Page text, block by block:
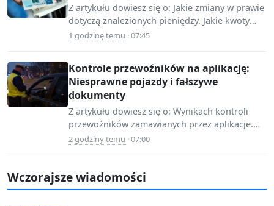
Z artykułu dowiesz się o: Jakie zmiany w prawie
dotyczą znalezionych pieniędzy. Jakie kwoty
można legalnie zatrzymać. Jakie kroki podjąć…
1 godzinę temu · 07:45
Kontrole przewoźników na aplikację:
Niesprawne pojazdy i fałszywe
dokumenty
Z artykułu dowiesz się o: Wynikach kontroli
przewoźników zamawianych przez aplikacje.
Skali problemów z niesprawnymi pojazdami i
2 godziny temu · 07:00
Wczorajsze wiadomości